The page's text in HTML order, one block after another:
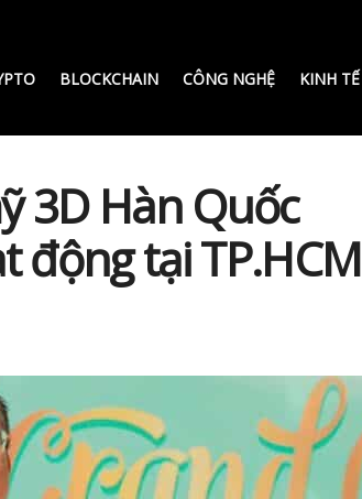
BLOCKCHAIN CÔNG NGHỆ KINH TẾ
3D Hàn Quốc
động tại TP.HCM